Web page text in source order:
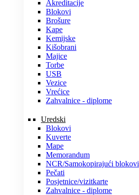
Akreditacije
Blokovi
Brošure
Kape
Kemijske
Kišobrani
Majice
Torbe
USB
Vezice
Vrećice
Zahvalnice - diplome
Uredski
Blokovi
Kuverte
Mape
Memorandum
NCR/Samokopirajući blokovi
Pečati
Posjetnice/vizitkarte
Zahvalnice - diplome